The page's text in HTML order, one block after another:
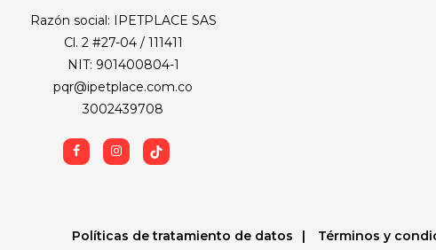
Razón social: IPETPLACE SAS
Cl. 2 #27-04 / 111411
NIT: 901400804-1
pqr@ipetplace.com.co
3002439708
Políticas de tratamiento de datos Términos y